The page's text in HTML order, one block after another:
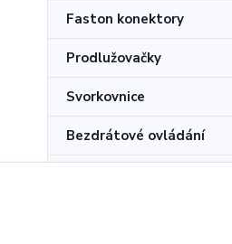
Faston konektory
Prodlužovačky
Svorkovnice
Bezdrátové ovládání